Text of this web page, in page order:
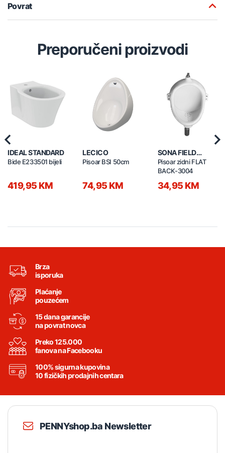
Povrat
Preporučeni proizvodi
IDEAL STANDARD
Bide E233501 bijeli
419,95 KM
LECICO
Pisoar BSI 50cm
74,95 KM
SONA FIELD
CERAMIC
Pisoar zidni FLAT
BACK-3004
34,95 KM
Previous
Brza
isporuka
Plaćanje
pouzećem
15 dana garancije
na povrat novca
Preko 125.000
fanova na Facebooku
100% sigurna kupovina
10 fizičkih prodajnih centara
PENNYshop.ba Newsletter